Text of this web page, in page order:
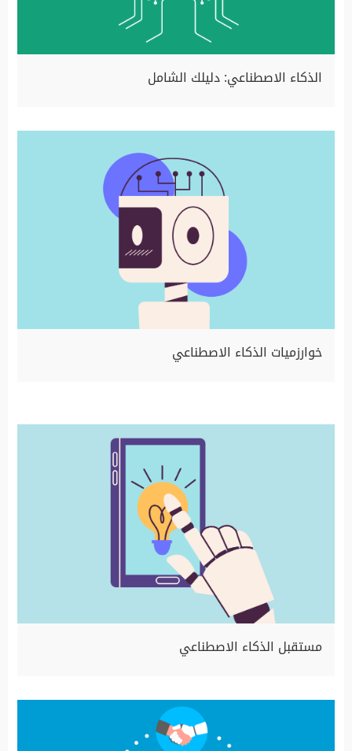
الذكاء الاصطناعي: دليلك الشامل
خوارزميات الذكاء الاصطناعي
مستقبل الذكاء الاصطناعي